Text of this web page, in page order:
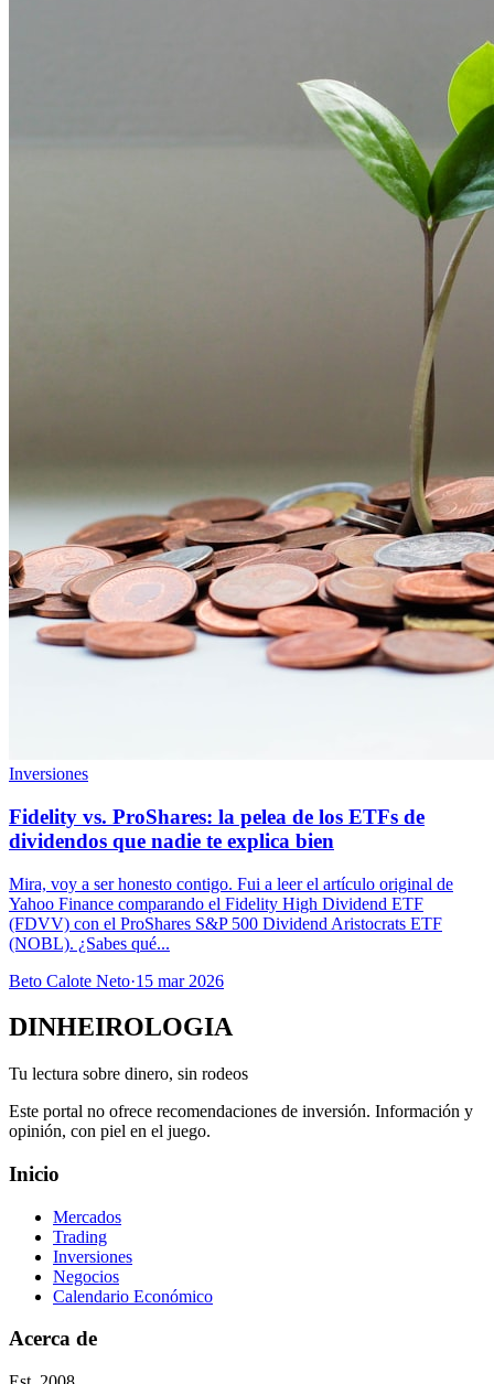
Inversiones
Fidelity vs. ProShares: la pelea de los ETFs de
dividendos que nadie te explica bien
Mira, voy a ser honesto contigo. Fui a leer el artículo original de
Yahoo Finance comparando el Fidelity High Dividend ETF
(FDVV) con el ProShares S&P 500 Dividend Aristocrats ETF
(NOBL). ¿Sabes qué...
Beto Calote Neto·15 mar 2026
DINHEIROLOGIA
Tu lectura sobre dinero, sin rodeos
Este portal no ofrece recomendaciones de inversión. Información y
opinión, con piel en el juego.
Inicio
Mercados
Trading
Inversiones
Negocios
Calendario Económico
Acerca de